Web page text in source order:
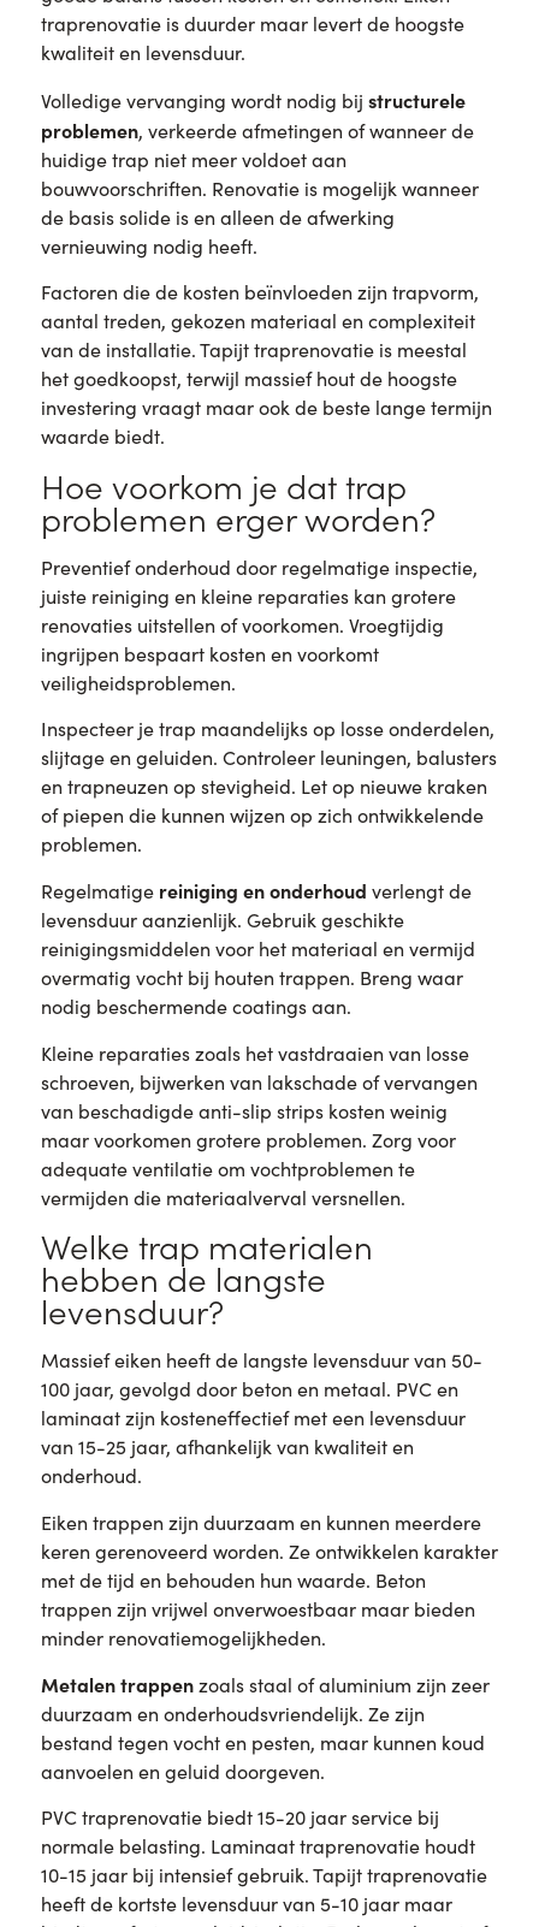
traprenovatie is duurder maar levert de hoogste
kwaliteit en levensduur.
Volledige vervanging wordt nodig bij structurele
problemen, verkeerde afmetingen of wanneer de
huidige trap niet meer voldoet aan
bouwvoorschriften. Renovatie is mogelijk wanneer
de basis solide is en alleen de afwerking
vernieuwing nodig heeft.
Factoren die de kosten beïnvloeden zijn trapvorm,
aantal treden, gekozen materiaal en complexiteit
van de installatie. Tapijt traprenovatie is meestal
het goedkoopst, terwijl massief hout de hoogste
investering vraagt maar ook de beste lange termijn
waarde biedt.
Hoe voorkom je dat trap
problemen erger worden?
Preventief onderhoud door regelmatige inspectie,
juiste reiniging en kleine reparaties kan grotere
renovaties uitstellen of voorkomen. Vroegtijdig
ingrijpen bespaart kosten en voorkomt
veiligheidsproblemen.
Inspecteer je trap maandelijks op losse onderdelen,
slijtage en geluiden. Controleer leuningen, balusters
en trapneuzen op stevigheid. Let op nieuwe kraken
of piepen die kunnen wijzen op zich ontwikkelende
problemen.
Regelmatige reiniging en onderhoud verlengt de
levensduur aanzienlijk. Gebruik geschikte
reinigingsmiddelen voor het materiaal en vermijd
overmatig vocht bij houten trappen. Breng waar
nodig beschermende coatings aan.
Kleine reparaties zoals het vastdraaien van losse
schroeven, bijwerken van lakschade of vervangen
van beschadigde anti-slip strips kosten weinig
maar voorkomen grotere problemen. Zorg voor
adequate ventilatie om vochtproblemen te
vermijden die materiaalverval versnellen.
Welke trap materialen
hebben de langste
levensduur?
Massief eiken heeft de langste levensduur van 50-
100 jaar, gevolgd door beton en metaal. PVC en
laminaat zijn kosteneffectief met een levensduur
van 15-25 jaar, afhankelijk van kwaliteit en
onderhoud.
Eiken trappen zijn duurzaam en kunnen meerdere
keren gerenoveerd worden. Ze ontwikkelen karakter
met de tijd en behouden hun waarde. Beton
trappen zijn vrijwel onverwoestbaar maar bieden
minder renovatiemogelijkheden.
Metalen trappenzoals staal of aluminium zijn zeer
duurzaam en onderhoudsvriendelijk. Ze zijn
bestand tegen vocht en pesten, maar kunnen koud
aanvoelen en geluid doorgeven.
PVC traprenovatie biedt 15-20 jaar service bij
normale belasting. Laminaat traprenovatie houdt
10-15 jaar bij intensief gebruik. Tapijt traprenovatie
heeft de kortste levensduur van 5-10 jaar maar